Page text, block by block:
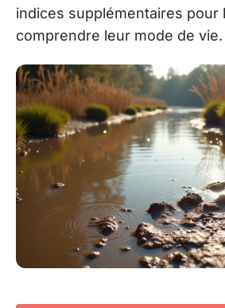
indices supplémentaires pour
comprendre leur mode de vie.